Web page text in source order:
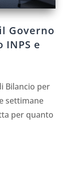
Governo
e
Bilancio per
settimane
per quanto